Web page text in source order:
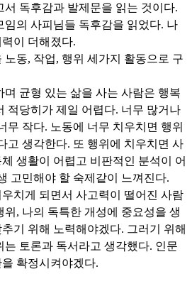
서 독후감과 발제문을 읽는 것이다.
임의 사피님들 독후감을 읽었다. 나
이 더해졌다.
노동, 작업, 행위 세가지 활동으로 구
며 균형 있는 삶을 사는 사람은 행복
적당히가 제일 어렵다. 너무 많거나
무 작다. 노동에 너무 치우치면 행위
고 생각한다. 또 행위에 치우치면 사
생활이 어렵고 비판적인 분석이 어
고민해야 할 숙제같이 느껴진다.
치게 되면서 사고력이 떨어진 사람
, 나의 독특한 개성에 중요성을 생
기 위해 노력해야겠다. 그러기 위해
토론과 독서라고 생각했다. 인문
확정시켜야겠다.